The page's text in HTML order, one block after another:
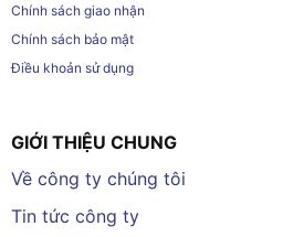
Chính sách giao nhận
Chính sách bảo mật
Điều khoản sử dụng
GIỚI THIỆU CHUNG
Về công ty chúng tôi
Tin tức công ty